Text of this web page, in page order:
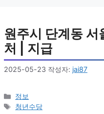
원주시 단계동
처 | 지급
2025-05-23 작성자: jai87
카
테
정보
태
청년수당